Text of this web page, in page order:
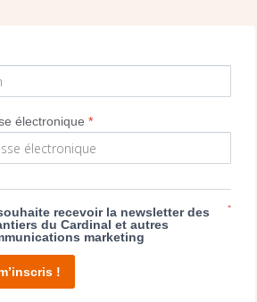
électronique*
recevoir la newsletter des
du Cardinal et autres
marketing
*
!